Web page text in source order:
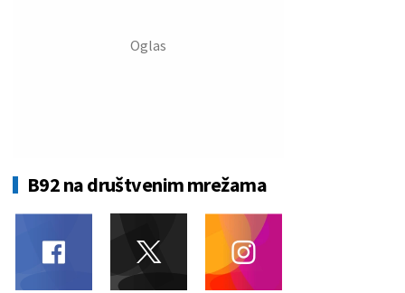
B92 na društvenim mrežama